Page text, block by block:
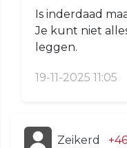
Is inderdaad
Je kunt niet
leggen.
19-11-2025 11:05
Zeikerd